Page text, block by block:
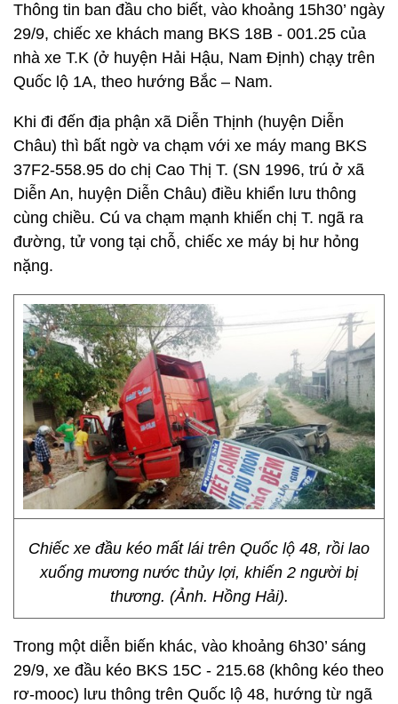
Thông tin ban đầu cho biết, vào khoảng 15h30’ ngày
29/9, chiếc xe khách mang BKS 18B - 001.25 của
nhà xe T.K (ở huyện Hải Hậu, Nam Định) chạy trên
Quốc lộ 1A, theo hướng Bắc – Nam.
Khi đi đến địa phận xã Diễn Thịnh (huyện Diễn
Châu) thì bất ngờ va chạm với xe máy mang BKS
37F2-558.95 do chị Cao Thị T. (SN 1996, trú ở xã
Diễn An, huyện Diễn Châu) điều khiển lưu thông
cùng chiều. Cú va chạm mạnh khiến chị T. ngã ra
đường, tử vong tại chỗ, chiếc xe máy bị hư hỏng
nặng.
Chiếc xe đầu kéo mất lái trên Quốc lộ 48, rồi lao
xuống mương nước thủy lợi, khiến 2 người bị
thương. (Ảnh. Hồng Hải).
Trong một diễn biến khác, vào khoảng 6h30’ sáng
29/9, xe đầu kéo BKS 15C - 215.68 (không kéo theo
rơ-mooc) lưu thông trên Quốc lộ 48, hướng từ ngã